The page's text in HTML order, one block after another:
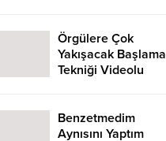
Örgülere Çok
Yakışacak Başlama
Tekniği Videolu
Benzetmedim
Aynısını Yaptım